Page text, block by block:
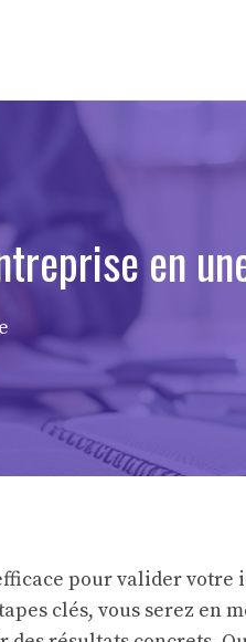
en
pour valider votre
clés, vous serez en